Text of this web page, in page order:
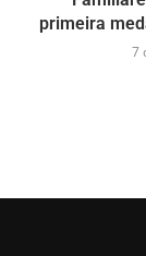
primeira
7